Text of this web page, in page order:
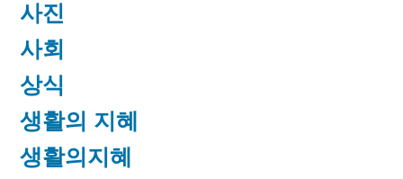
사진
사회
상식
생활의 지혜
생활의지혜